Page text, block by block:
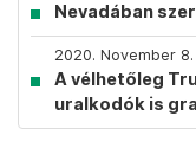
Nevadában
2020. November
A vélhetőleg
uralkodók is